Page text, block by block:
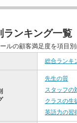
ランキング一覧
ルの顧客満足度を項目
総合ランキ
先生の質
スタッフの
クラスの生
英語力の習